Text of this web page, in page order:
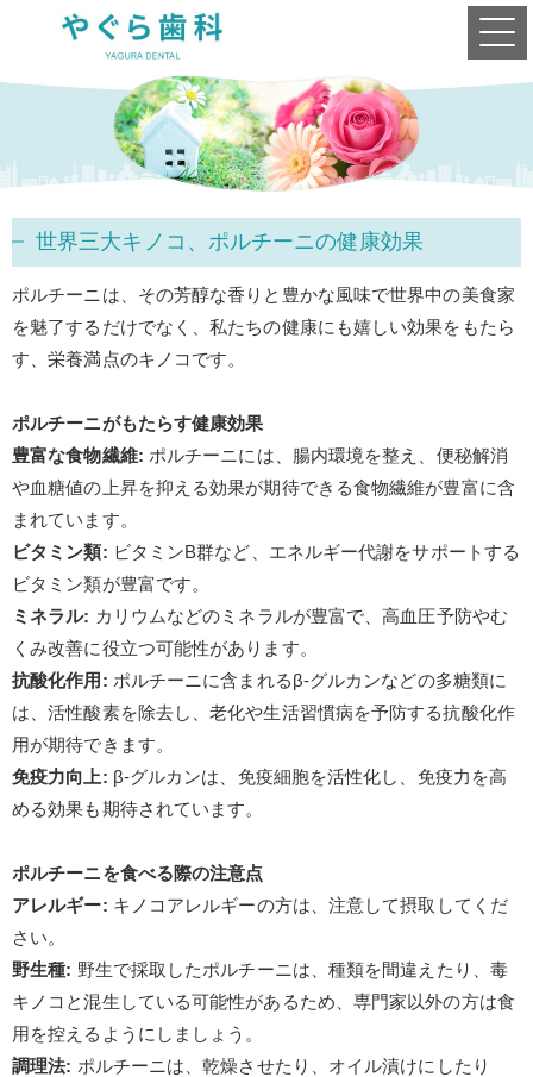
世界三大キノコ、ポルチーニの健康効果
ポルチーニは、その芳醇な香りと豊かな風味で世界中の美食家
を魅了するだけでなく、私たちの健康にも嬉しい効果をもたら
す、栄養満点のキノコです。
ポルチーニがもたらす健康効果
豊富な食物繊維: ポルチーニには、腸内環境を整え、便秘解消
や血糖値の上昇を抑える効果が期待できる食物繊維が豊富に含
まれています。
ビタミン類: ビタミンB群など、エネルギー代謝をサポートする
ビタミン類が豊富です。
ミネラル: カリウムなどのミネラルが豊富で、高血圧予防やむ
くみ改善に役立つ可能性があります。
抗酸化作用 : ポルチーニに含まれるβ-グルカンなどの多糖類に
は、活性酸素を除去し、老化や生活習慣病を予防する抗酸化作
用が期待できます。
免疫力向上: β-グルカンは、免疫細胞を活性化し、免疫力を高
める効果も期待されています。
ポルチーニを食べる際の注意点
アレルギー: キノコアレルギーの方は、注意して摂取してくだ
さい。
野生種: 野生で採取したポルチーニは、種類を間違えたり、毒
キノコと混生している可能性があるため、専門家以外の方は食
用を控えるようにしましょう。
調理法: ポルチーニは、乾燥させたり、オイル漬けにしたり